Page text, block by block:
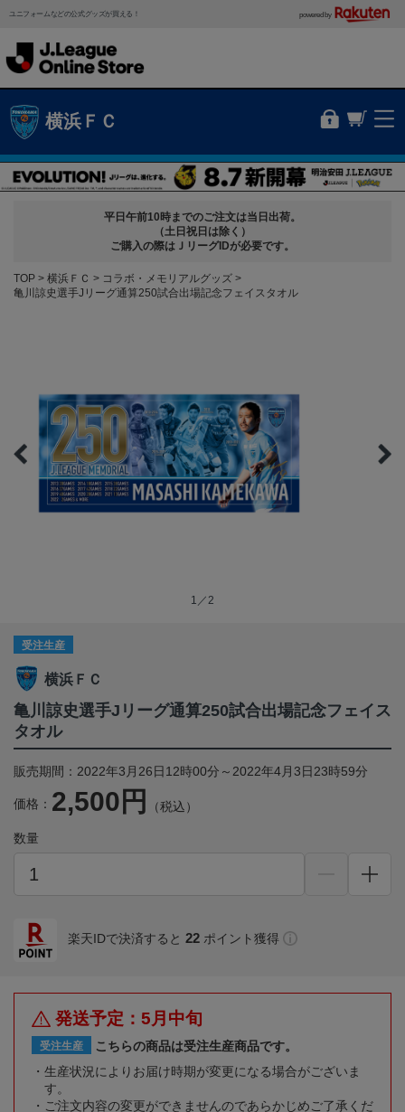
ユニフォームなどの公式グッズが買える！ powered by
横浜ＦＣ
平日午前10時までのご注文は当日出荷。
（土日祝日は除く）
ご購入の際はＪリーグIDが必要です。
TOP 横浜ＦＣ
コラボ・メモリアルグッズ
亀川諒史選手Jリーグ通算250試合出場記念フェイスタオル
1／2
受注生産
横浜ＦＣ
亀川諒史選手Jリーグ通算250試合出場記念フェイス
タオル
販売期間：2022年3月26日12時00分～2022年4月3日23時59分
価格： 2,500円 （税込）
数量
楽天IDで決済すると 22 ポイント獲得
発送予定：5月中旬
受注生産
こちらの商品は受注生産商品です。
生産状況によりお届け時期が変更になる場合がございま
す。
ご注文内容の変更ができませんのであらかじめご了承くだ